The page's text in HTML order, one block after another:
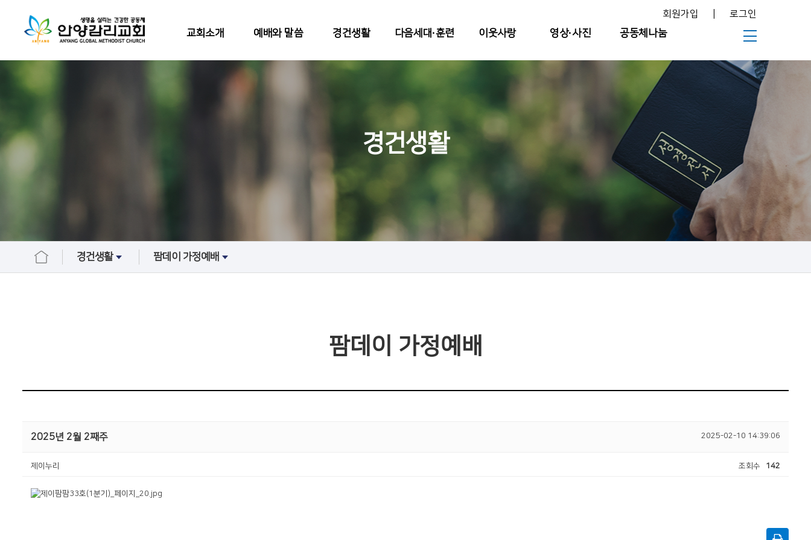
교회소개 예배와 말씀 경건생활 다음세대∙훈련 이웃사랑 영상∙사진 공동체나눔
회원가입 로그인
경건생활
경건생활 팜데이 가정예배
팜데이 가정예배
2025년 2월 2째주 2025-02-10 14:39:06
제이누리 조회수 142